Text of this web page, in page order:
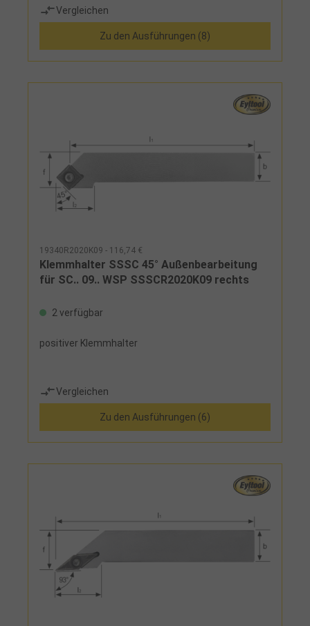
Vergleichen
Zu den Ausführungen (8)
19340R2020K09 - 116,74 €
Klemmhalter SSSC 45° Außenbearbeitung
für SC.. 09.. WSP SSSCR2020K09 rechts
2 verfügbar
positiver Klemmhalter
Vergleichen
Zu den Ausführungen (6)